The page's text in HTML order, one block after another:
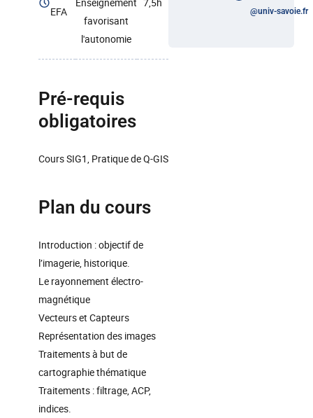
EFA
favorisant
l'autonomie
Pré-requis
obligatoires
Cours SIG1, Pratique de Q-GIS
Plan du cours
Introduction : objectif de
l’imagerie, historique.
Le rayonnement électro-
magnétique
Vecteurs et Capteurs
Représentation des images
Traitements à but de
cartographie thématique
Traitements : filtrage, ACP,
indices.
@univ-savoie.fr